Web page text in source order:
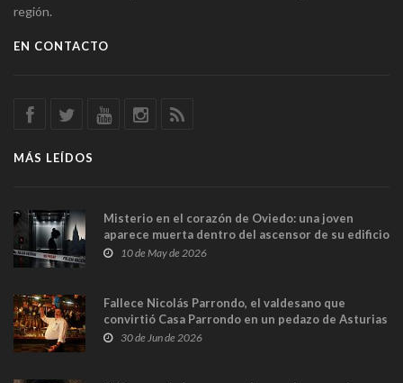
región.
EN CONTACTO
MÁS LEÍDOS
Misterio en el corazón de Oviedo: una joven
aparece muerta dentro del ascensor de su edificio
y las cámaras captan sus últimos minutos
10 de May de 2026
Fallece Nicolás Parrondo, el valdesano que
convirtió Casa Parrondo en un pedazo de Asturias
en Madrid
30 de Jun de 2026